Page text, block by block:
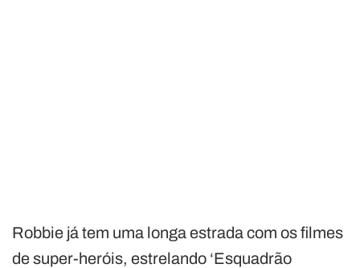
Robbie já tem uma longa estrada com os filmes
de super-heróis, estrelando ‘Esquadrão